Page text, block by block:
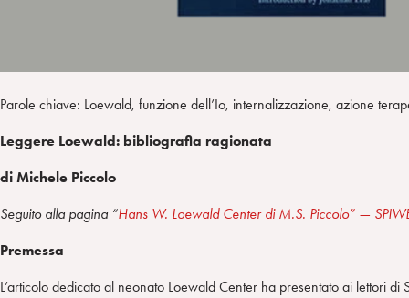
Parole chiave: Loewald, funzione dell’Io, internalizzazione, azione
Leggere Loewald: bibliografia ragionata
di Michele Piccolo
Seguito alla pagina “Hans W. Loewald Center di M.S. Piccolo” —
Premessa
L’articolo dedicato al neonato Loewald Center ha presentato ai lettori di